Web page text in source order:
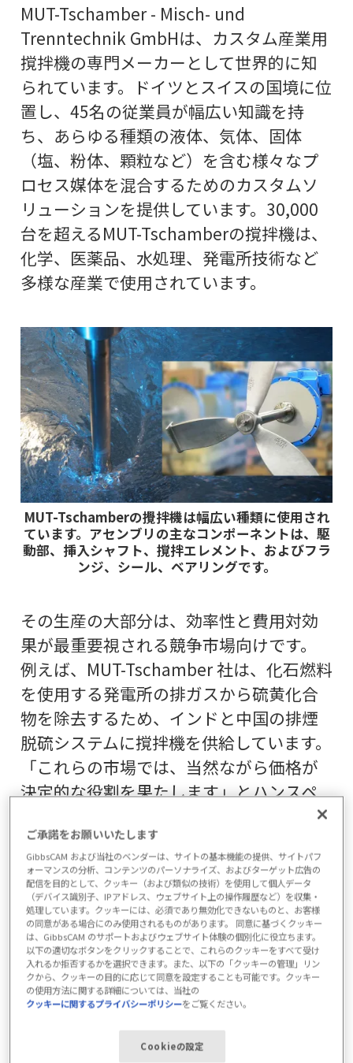
MUT-Tschamber - Misch- und
Trenntechnik GmbHは、カスタム産業用
撹拌機の専門メーカーとして世界的に知
られています。ドイツとスイスの国境に位
置し、45名の従業員が幅広い知識を持
ち、あらゆる種類の液体、気体、固体
（塩、粉体、顆粒など）を含む様々なプ
ロセス媒体を混合するためのカスタムソ
リューションを提供しています。30,000
台を超えるMUT-Tschamberの撹拌機は、
化学、医薬品、水処理、発電所技術など
多様な産業で使用されています。
MUT-Tschamberの攪拌機は幅広い種類に使用され
ています。アセンブリの主なコンポーネントは、駆
動部、挿入シャフト、撹拌エレメント、およびフラ
ンジ、シール、ベアリングです。
その生産の大部分は、効率性と費用対効
果が最重要視される競争市場向けです。
例えば、MUT-Tschamber 社は、化石燃料
を使用する発電所の排ガスから硫黄化合
物を除去するため、インドと中国の排煙
脱硫システムに撹拌機を供給しています。
「これらの市場では、当然ながら価格が
決定的な役割を果たします」とハンスペ
「これらの市場で成功し競争力を高める
ためには、プロセス効率を継続的に改善
する必要があります。したがって、
PrimeTurning™とGibbsCAMによって、こ
の大きな競争上の優位性を獲得できたこ
とを非常に喜ばしく思っています" と付け
加えた。
灰の中から立ち上がる
ご承諾をお願いいたします
GibbsCAM および当社のベンダーは、サイトの基本機能の提供、サイトパフ
ォーマンスの分析、コンテンツのパーソナライズ、およびターゲット広告の
配信を目的として、クッキー（および類似の技術）を使用して個人データ
（デバイス識別子、IPアドレス、ウェブサイト上の操作履歴など）を収集・
処理しています。クッキーには、必須であり無効化できないものと、お客様
の同意がある場合にのみ使用されるものがあります。 同意に基づくクッキー
は、GibbsCAM のサポートおよびウェブサイト体験の個別化に役立ちます。
以下の適切なボタンをクリックすることで、これらのクッキーをすべて受け
入れるか拒否するかを選択できます。また、以下の「クッキーの管理」リン
クから、クッキーの目的に応じて同意を設定することも可能です。クッキー
の使用方法に関する詳細については、当社の
クッキーに関するプライバシーポリシーをご覧ください。
Cookieの設定